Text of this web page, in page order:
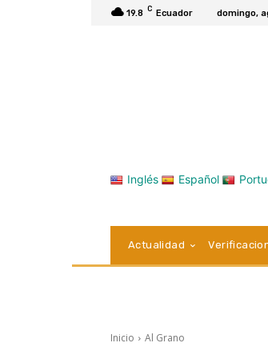
19.8 C Ecuador domingo,
Inglés Español
Actualidad
Inicio Al Grano